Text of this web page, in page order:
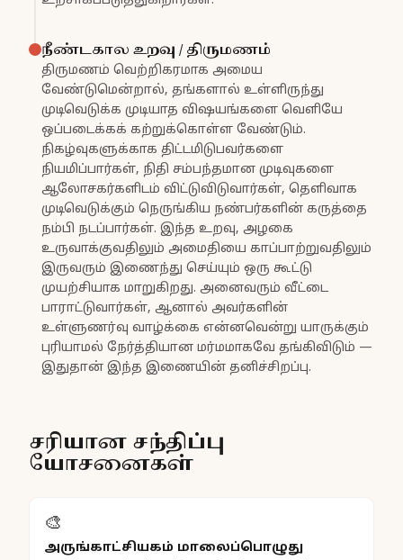
நீண்டகால உறவு / திருமணம்
திருமணம் வெற்றிகரமாக அமைய
வேண்டுமென்றால், தங்களால் உள்ளிருந்து
முடிவெடுக்க முடியாத விஷயங்களை வெளியே
ஒப்படைக்கக் கற்றுக்கொள்ள வேண்டும்.
நிகழ்வுகளுக்காக திட்டமிடுபவர்களை
நியமிப்பார்கள், நிதி சம்பந்தமான முடிவுகளை
ஆலோசகர்களிடம் விட்டுவிடுவார்கள், தெளிவாக
முடிவெடுக்கும் நெருங்கிய நண்பர்களின் கருத்தை
நம்பி நடப்பார்கள். இந்த உறவு, அழகை
உருவாக்குவதிலும் அமைதியை காப்பாற்றுவதிலும்
இருவரும் இணைந்து செய்யும் ஒரு கூட்டு
முயற்சியாக மாறுகிறது. அனைவரும் வீட்டை
பாராட்டுவார்கள், ஆனால் அவர்களின்
உள்ளுணர்வு வாழ்க்கை என்னவென்று யாருக்கும்
புரியாமல் நேர்த்தியான மர்மமாகவே தங்கிவிடும் —
இதுதான் இந்த இணையின் தனிச்சிறப்பு.
சரியான சந்திப்பு
யோசனைகள்
🎨
அருங்காட்சியகம் மாலைப்பொழுது